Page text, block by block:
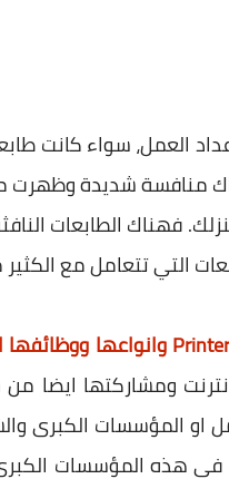
العمل، سواء كانت
منافسة شديدة وظهرت
فهناك الطابعات
التي تتعامل مع
ومشاركتها ايضا من
او المؤسسات